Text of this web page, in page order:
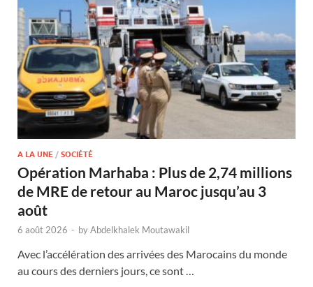
A LA UNE / SOCIÉTÉ
Opération Marhaba : Plus de 2,74 millions
de MRE de retour au Maroc jusqu’au 3
août
6 août 2026 - byAbdelkhalek Moutawakil
Avec l’accélération des arrivées des Marocains du monde
au cours des derniers jours, ce sont …